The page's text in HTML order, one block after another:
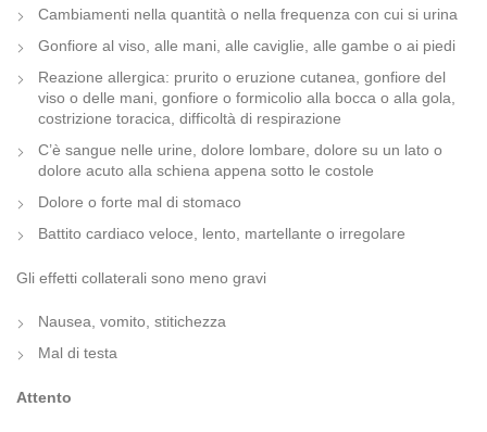
Cambiamenti nella quantità o nella frequenza con cui si urina
Gonfiore al viso, alle mani, alle caviglie, alle gambe o ai piedi
Reazione allergica: prurito o eruzione cutanea, gonfiore del
viso o delle mani, gonfiore o formicolio alla bocca o alla gola,
costrizione toracica, difficoltà di respirazione
C’è sangue nelle urine, dolore lombare, dolore su un lato o
dolore acuto alla schiena appena sotto le costole
Dolore o forte mal di stomaco
Battito cardiaco veloce, lento, martellante o irregolare
Gli effetti collaterali sono meno gravi
Nausea, vomito, stitichezza
Mal di testa
Attento